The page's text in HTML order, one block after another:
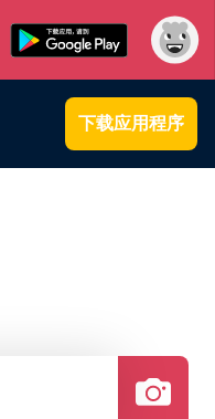
下载应用程序